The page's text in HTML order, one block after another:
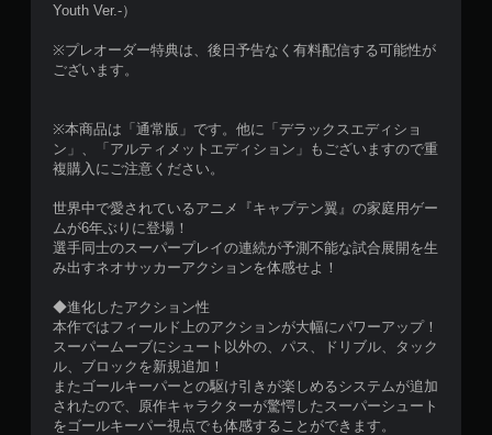
Youth Ver.-）
※プレオーダー特典は、後日予告なく有料配信する可能性が
ございます。
※本商品は「通常版」です。他に「デラックスエディショ
ン」、「アルティメットエディション」もございますので重
複購入にご注意ください。
世界中で愛されているアニメ『キャプテン翼』の家庭用ゲー
ムが6年ぶりに登場！
選手同士のスーパープレイの連続が予測不能な試合展開を生
み出すネオサッカーアクションを体感せよ！
◆進化したアクション性
本作ではフィールド上のアクションが大幅にパワーアップ！
スーパームーブにシュート以外の、パス、ドリブル、タック
ル、ブロックを新規追加！
またゴールキーパーとの駆け引きが楽しめるシステムが追加
されたので、原作キャラクターが驚愕したスーパーシュート
をゴールキーパー視点でも体感することができます。